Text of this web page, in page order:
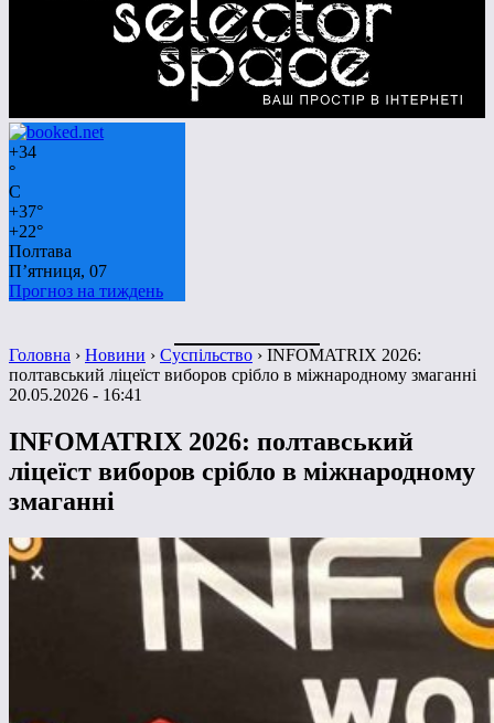
+34
°
C
+37°
+22°
Полтава
П’ятниця, 07
Прогноз на тиждень
Головна › Новини › Суспільство › INFOMATRIX 2026:
полтавський ліцеїст виборов срібло в міжнародному змаганні
20.05.2026 - 16:41
INFOMATRIX 2026: полтавський
ліцеїст виборов срібло в міжнародному
змаганні